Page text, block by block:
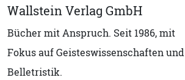
Wallstein Verlag GmbH
Bücher mit Anspruch. Seit 1986, mit
Fokus auf Geisteswissenschaften und
Belletristik.